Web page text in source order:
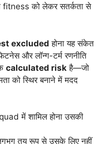
fitness को लेकर सतर्कता से
excluded होना यह संकेत
और लॉन्ग-टर्म रणनीति
calculated risk है—जो
को स्थिर बनाने में मदद
में शामिल होना उसकी
तय रूप से उसके लिए नहीं